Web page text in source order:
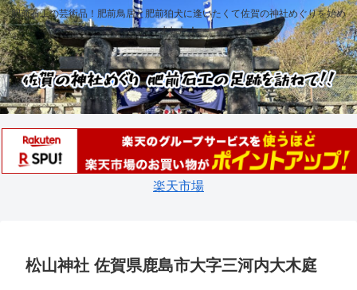
肥前石工の芸術品！肥前鳥居と肥前狛犬に逢いたくて佐賀の神社めぐりを始め
ました！
楽天市場
松山神社 佐賀県鹿島市大字三河内大木庭